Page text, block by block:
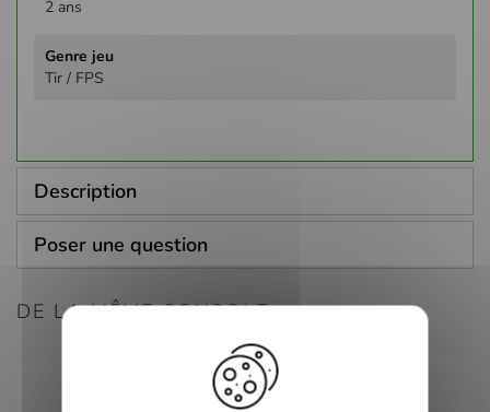
2 ans
Tir / FPS
Description
Poser une question
DE LA MÊME CONSOLE